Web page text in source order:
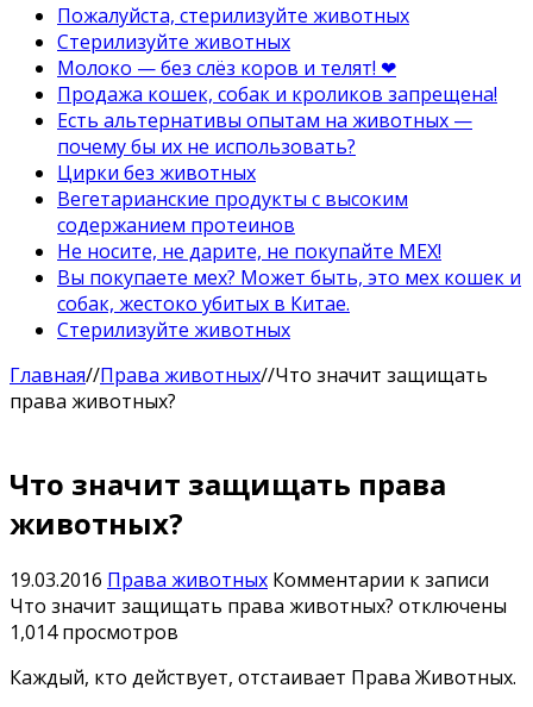
Пожалуйста, стерилизуйте животных
Стерилизуйте животных
Молоко — без слёз коров и телят! ❤
Продажа кошек, собак и кроликов запрещена!
Есть альтернативы опытам на животных —
почему бы их не использовать?
Цирки без животных
Вегетарианские продукты с высоким
содержанием протеинов
Не носите, не дарите, не покупайте МЕХ!
Вы покупаете мех? Может быть, это мех кошек и
собак, жестоко убитых в Китае.
Стерилизуйте животных
Главная//Права животных//Что значит защищать
права животных?
Что значит защищать права
животных?
19.03.2016 Права животных Комментарии к записи
Что значит защищать права животных? отключены
1,014 просмотров
Каждый, кто действует, отстаивает Права Животных.